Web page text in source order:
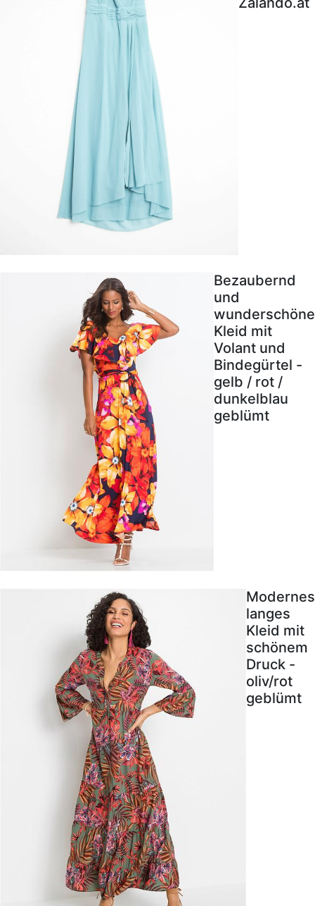
Bezaubernd
und
wunderschöne
Kleid mit
Volant und
Bindegürtel -
gelb / rot /
dunkelblau
geblümt
Modernes
langes
Kleid mit
schönem
Druck -
oliv/rot
geblümt